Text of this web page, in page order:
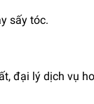
sấy tóc.
đại lý dịch vụ